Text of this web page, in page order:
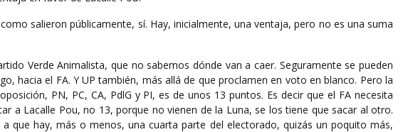
salieron públicamente, sí. Hay, inicialmente, una ventaja, pero no es una suma
Verde Animalista, que no sabemos dónde van a caer. Seguramente se pueden
hacia el FA. Y UP también, más allá de que proclamen en voto en blanco. Pero la
PN, PC, CA, PdlG y PI, es de unos 13 puntos. Es decir que el FA necesita
a Lacalle Pou, no 13, porque no vienen de la Luna, se los tiene que sacar al otro.
que hay, más o menos, una cuarta parte del electorado, quizás un poquito más,